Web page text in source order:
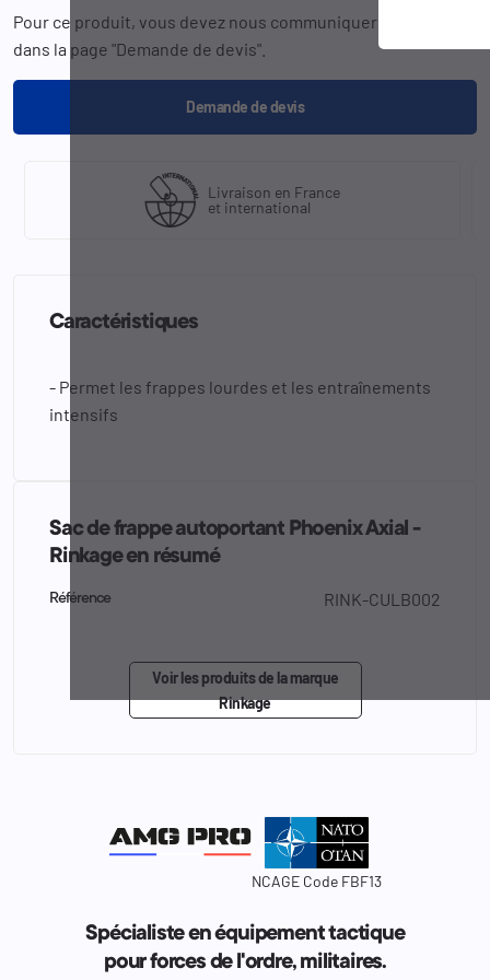
Pour ce produit, vous devez nous communiquer la
dans la page "Demande de devis".
Demande de devis
Livraison en France
et international
Caractéristiques
- Permet les frappes lourdes et les entraînements
intensifs
Sac de frappe autoportant Phoenix Axial -
Rinkage en résumé
Référence RINK-CULB002
Voir les produits de la marque
Rinkage
NCAGE Code FBF13
Spécialiste en équipement tactique
pour forces de l'ordre, militaires.